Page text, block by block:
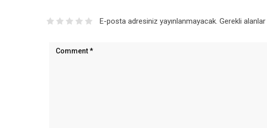
E-posta adresiniz yayınlanmayacak. Gerekli alanlar